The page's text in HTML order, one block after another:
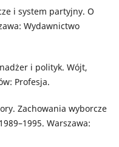
i system partyjny. O
Wydawnictwo
i polityk. Wójt,
Profesja.
Zachowania wyborcze
Warszawa: